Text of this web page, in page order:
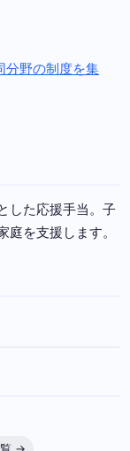
野の制度を集
した応援手当。子
を支援します。